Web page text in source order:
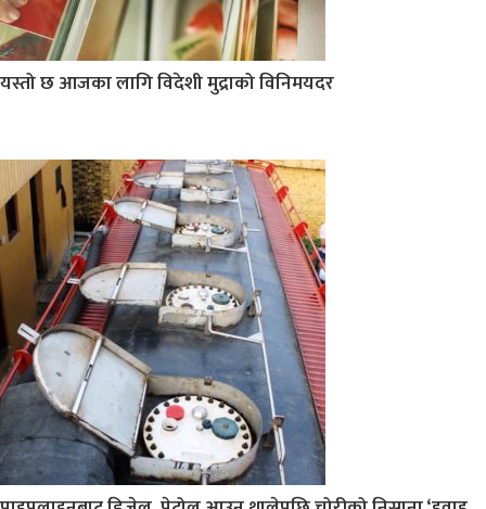
यस्तो छ आजका लागि विदेशी मुद्राको विनिमयदर